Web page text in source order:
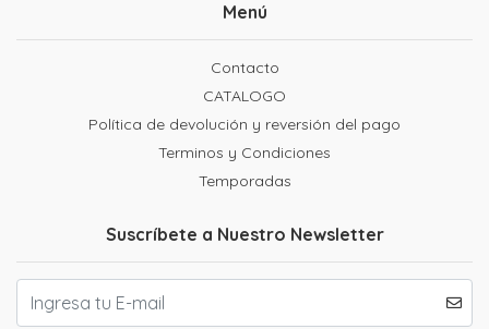
Menú
Contacto
CATALOGO
Política de devolución y reversión del pago
Terminos y Condiciones
Temporadas
Suscríbete a Nuestro Newsletter